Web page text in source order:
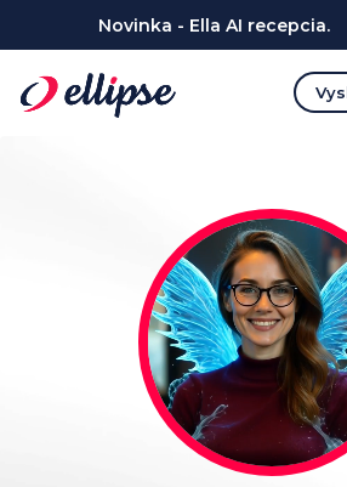
Novinka - Ella AI recepcia.